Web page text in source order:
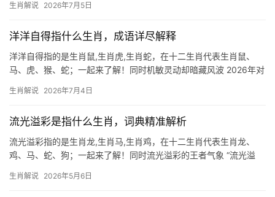
算，尤其29岁至51岁者，项目被抢、团队停滞之象频发，需警惕属
生肖解说 2026年7月5日
洋洋自得指什么生肖，成语详尽解释
洋洋自得指的是生肖鼠,生肖虎,生肖蛇，在十二生肖代表生肖鼠、
马、虎、猴、蛇；一起来了解！同时机敏灵动却暗藏风波 2026年对
目推进极为顺利，尤其29岁至51岁人群易得贵人提携，但下半年“劫
生肖解说 2026年7月4日
流光溢彩是指什么生肖，词典精准解析
流光溢彩指的是生肖龙,生肖马,生肖鸡，在十二生肖代表生肖龙、
鸡、马、蛇、狗；一起来了解！同时流光溢彩的王者气象 “流光溢
耀如星河倾泻，腾云驾雾时周身光华流转，恰合此成语意境，2024
生肖解说 2026年5月6日